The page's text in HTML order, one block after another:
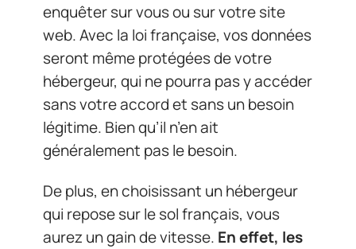
enquêter sur vous ou sur votre site
web. Avec la loi française, vos données
seront même protégées de votre
hébergeur, qui ne pourra pas y accéder
sans votre accord et sans un besoin
légitime. Bien qu’il n’en ait
généralement pas le besoin.
De plus, en choisissant un hébergeur
qui repose sur le sol français, vous
aurez un gain de vitesse. En effet, les